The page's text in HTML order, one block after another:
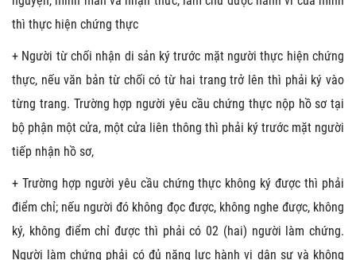
thì thực hiện chứng thực
+ Người từ chối nhận di sản ký trước mặt người thực hiện chứng
thực, nếu văn bản từ chối có từ hai trang trở lên thì phải ký vào
từng trang. Trường hợp người yêu cầu chứng thực nộp hồ sơ tại
bộ phận một cửa, một cửa liên thông thì phải ký trước mặt người
tiếp nhận hồ sơ,
+ Trường hợp người yêu cầu chứng thực không ký được thì phải
điểm chỉ; nếu người đó không đọc được, không nghe được, không
ký, không điểm chỉ được thì phải có 02 (hai) người làm chứng.
Người làm chứng phải có đủ năng lực hành vi dân sự và không